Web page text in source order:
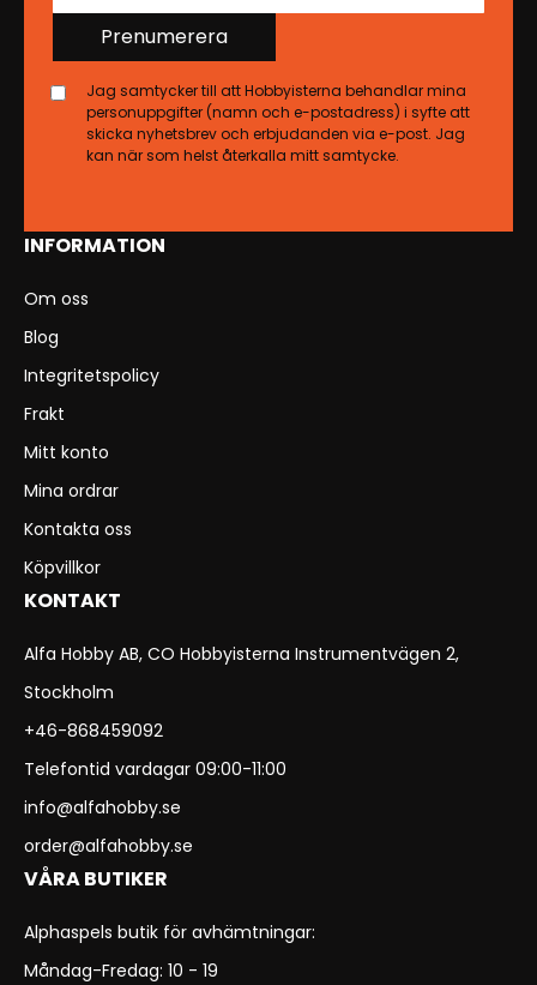
INFORMATION
Om oss
Blog
Integritetspolicy
Frakt
Mitt konto
Mina ordrar
Kontakta oss
Köpvillkor
KONTAKT
Alfa Hobby AB, CO Hobbyisterna Instrumentvägen 2,
Stockholm
+46-868459092
Telefontid vardagar 09:00-11:00
info@alfahobby.se
order@alfahobby.se
VÅRA BUTIKER
Alphaspels butik för avhämtningar:
Måndag-Fredag: 10 - 19
Prenumerera
Jag samtycker till att Hobbyisterna behandlar mina
personuppgifter (namn och e-postadress) i syfte att
skicka nyhetsbrev och erbjudanden via e-post. Jag
kan när som helst återkalla mitt samtycke.